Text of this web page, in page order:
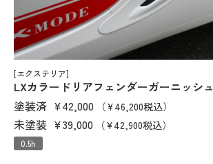
[エクステリア]
LXカラードリアフェンダーガーニッシュ
塗装済 ¥42,000 （¥46,200税込）
未塗装 ¥39,000 （¥42,900税込）
0.5h